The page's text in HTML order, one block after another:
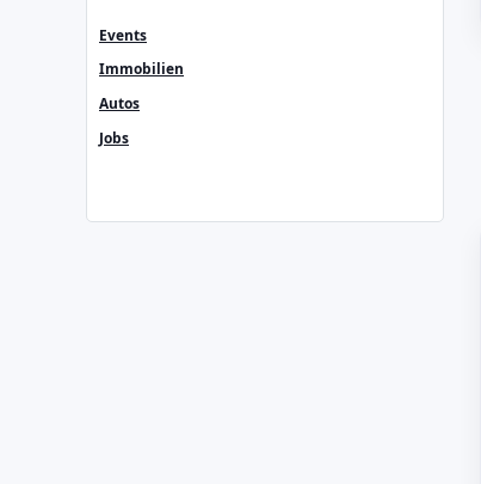
Events
Immobilien
Autos
Jobs